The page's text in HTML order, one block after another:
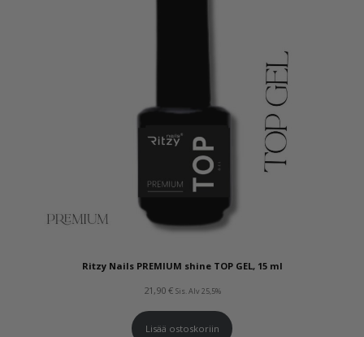
Ritzy Nails PREMIUM shine TOP GEL, 15 ml
21,90 € Sis. Alv 25,5%
Lisää ostoskoriin